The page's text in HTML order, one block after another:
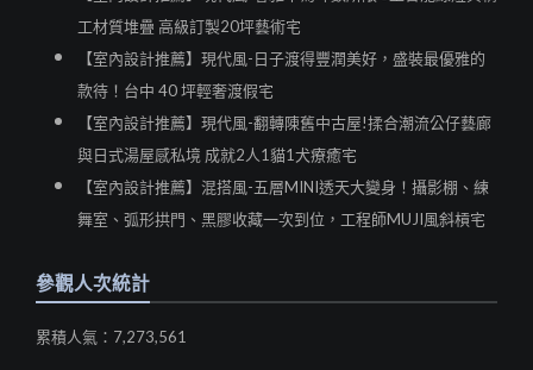
工材質堆疊 高級訂製20坪藝術宅
【室內設計推薦】現代風-日子渡得豐潤美好，盛裝最優雅的
款待！台中 40 坪輕奢渡假宅
【室內設計推薦】現代風-翻轉陳舊中古屋!揉合潮流公仔藝廊
與日式湯屋感私境 成就2人1貓1犬療癒宅
【室內設計推薦】混搭風-五層MINI透天大變身！攝影棚、練
舞室、弧形拱門、黑膠收藏一次到位，工程師MUJI風斜槓宅
參觀人次統計
累積人氣：7,273,561